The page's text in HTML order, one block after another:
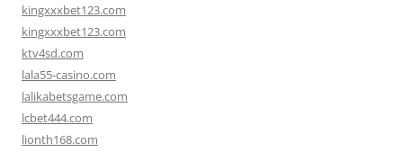
kingxxxbet123.com
kingxxxbet123.com
ktv4sd.com
lala55-casino.com
lalikabetsgame.com
lcbet444.com
lionth168.com